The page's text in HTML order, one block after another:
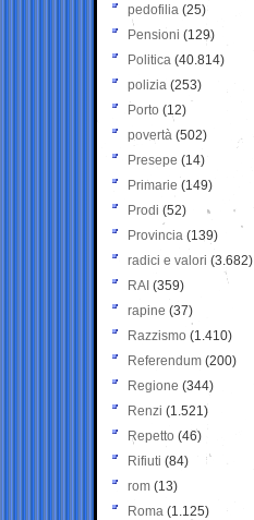
pedofilia (25)
Pensioni (129)
Politica (40.814)
polizia (253)
Porto (12)
povertà (502)
Presepe (14)
Primarie (149)
Prodi (52)
Provincia (139)
radici e valori (3.682)
RAI (359)
rapine (37)
Razzismo (1.410)
Referendum (200)
Regione (344)
Renzi (1.521)
Repetto (46)
Rifiuti (84)
rom (13)
Roma (1.125)